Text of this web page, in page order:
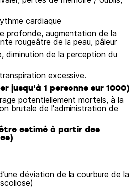
cardiaque
profonde, augmentation de la
rougeâtre de la peau, pâleur
diminution de la perception du
excessive.
jusqu'à 1 personne sur 1000)
potentiellement mortels, à la
brutale de l'administration de
estimé à partir des
déviation de la courbure de la